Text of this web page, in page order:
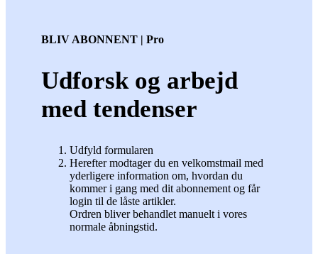
BLIV ABONNENT | Pro
Udforsk og arbejd
med tendenser
Udfyld formularen
Herefter modtager du en velkomstmail med
yderligere information om, hvordan du
kommer i gang med dit abonnement og får
login til de låste artikler.
Ordren bliver behandlet manuelt i vores
normale åbningstid.